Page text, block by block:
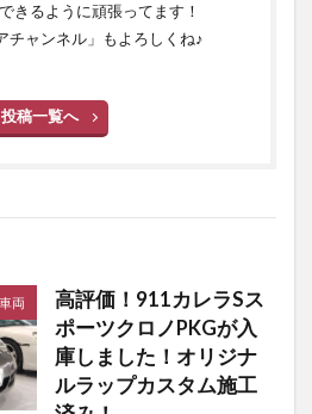
きるように頑張ってます！
チャンネル」もよろしくね♪
投稿一覧へ
両
高評価！911カレラSス
ポーツクロノPKGが入
庫しました！オリジナ
ルラップカスタム施工